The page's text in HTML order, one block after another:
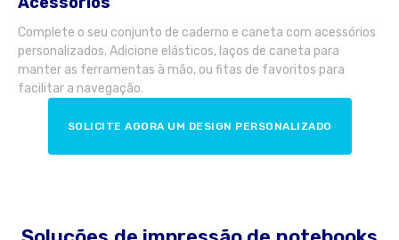
Complete o seu conjunto de caderno e caneta com acessórios
personalizados. Adicione elásticos, laços de caneta para
manter as ferramentas à mão, ou fitas de favoritos para
facilitar a navegação.
SOLICITE AGORA UM DESIGN PERSONALIZADO